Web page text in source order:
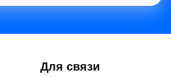
Для связи